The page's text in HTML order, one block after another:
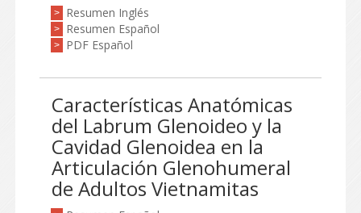
> Resumen Inglés
> Resumen Español
> PDF Español
Características Anatómicas
del Labrum Glenoideo y la
Cavidad Glenoidea en la
Articulación Glenohumeral
de Adultos Vietnamitas